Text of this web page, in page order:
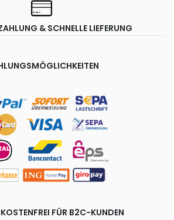
& SCHNELLE LIEFERUNG
FÜR B2C-KUNDEN